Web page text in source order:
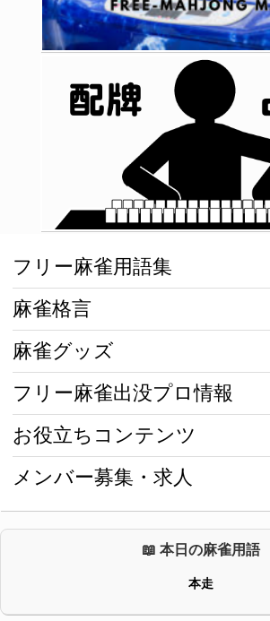
フリー麻雀用語集
麻雀格言
麻雀グッズ
フリー麻雀出没プロ情報
お役立ちコンテンツ
メンバー募集・求人
📖 本日の麻雀用語
本走